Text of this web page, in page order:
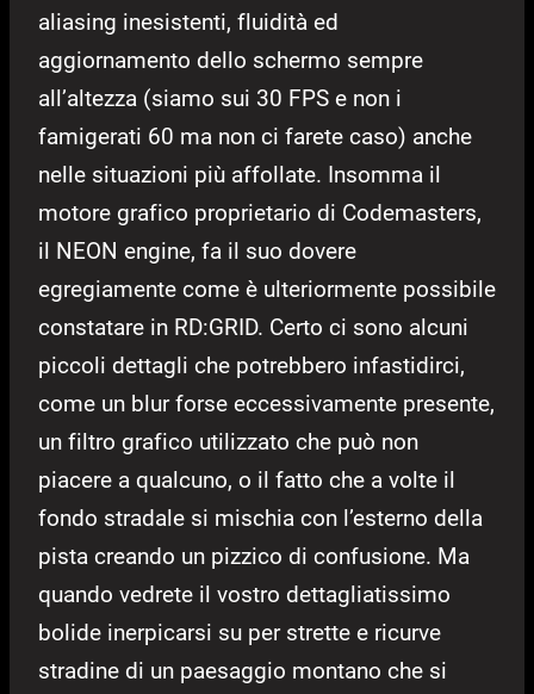
aliasing inesistenti, fluidità ed
aggiornamento dello schermo sempre
all’altezza (siamo sui 30 FPS e non i
famigerati 60 ma non ci farete caso) anche
nelle situazioni più affollate. Insomma il
motore grafico proprietario di Codemasters,
il NEON engine, fa il suo dovere
egregiamente come è ulteriormente possibile
constatare in RD:GRID. Certo ci sono alcuni
piccoli dettagli che potrebbero infastidirci,
come un blur forse eccessivamente presente,
un filtro grafico utilizzato che può non
piacere a qualcuno, o il fatto che a volte il
fondo stradale si mischia con l’esterno della
pista creando un pizzico di confusione. Ma
quando vedrete il vostro dettagliatissimo
bolide inerpicarsi su per strette e ricurve
stradine di un paesaggio montano che si